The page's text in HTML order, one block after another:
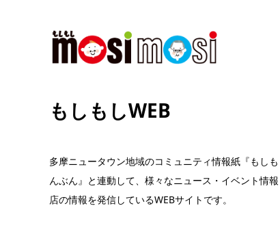
もしもしWEB
多摩ニュータウン地域のコミュニティ情報紙『もしも
んぶん』と連動して、様々なニュース・イベント情
店の情報を発信しているWEBサイトです。